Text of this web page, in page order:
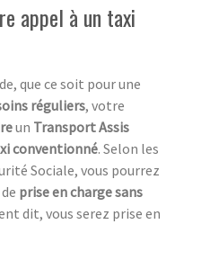
appel à un taxi
que ce soit pour une
réguliers, votre
un Transport Assis
conventionné. Selon les
Sociale, vous pourrez
prise en charge sans
dit, vous serez prise en